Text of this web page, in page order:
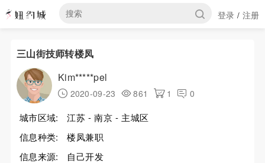
登录 / 注册
三山街技师转楼凤
Kim*****pel
2020-09-23 861 1 0
城市区域:
江苏 - 南京 - 主城区
信息种类:
楼凤兼职
信息来源:
自己开发